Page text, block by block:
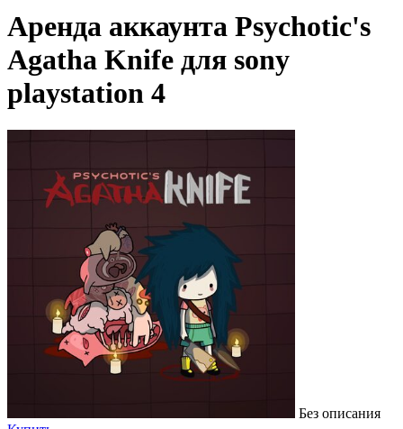
Аренда аккаунта Psychotic's
Agatha Knife для sony
playstation 4
Без описания